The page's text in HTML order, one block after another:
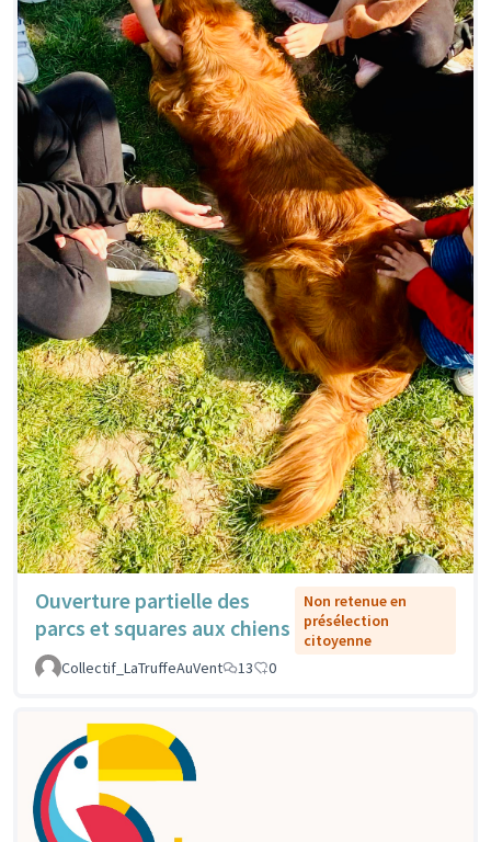
Ouverture partielle des
parcs et squares aux chiens
Non retenue en
présélection
citoyenne
Collectif_LaTruffeAuVent
13 0